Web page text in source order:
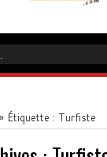
» Étiquette : Turfiste